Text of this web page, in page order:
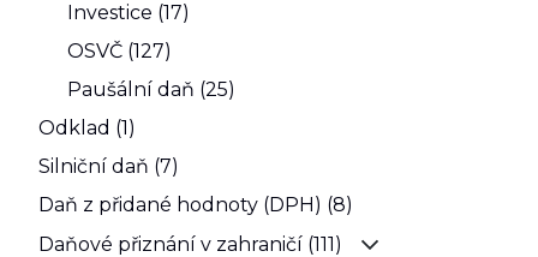
Investice (17)
OSVČ (127)
Paušální daň (25)
Odklad (1)
Silniční daň (7)
Daň z přidané hodnoty (DPH) (8)
Daňové přiznání v zahraničí (111)